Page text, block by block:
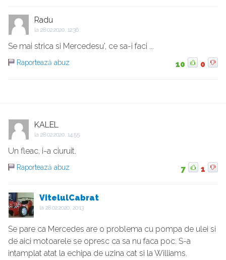
Radu
la 28.02.2020, 12:36
Se mai strica si Mercedesu', ce sa-i faci ...
Raportează abuz 10 0
KALEL
la 28.02.2020, 14:55
Un fleac, i-a ciuruit.
Raportează abuz 7 1
VitelulCabrat
la 28.02.2020, 20:13
Se pare ca Mercedes are o problema cu pompa de ulei si
de aici motoarele se opresc ca sa nu faca poc. S-a
intamplat atat la echipa de uzina cat si la Williams.